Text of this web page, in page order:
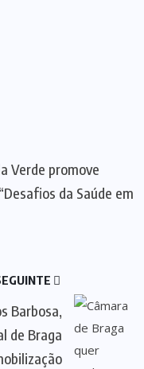
Verde promove
da Saúde em
Barbosa,
de Braga